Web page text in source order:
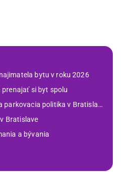
bytu v roku 2026
si byt spolu
Prenajímanie nehnuteľnosti a parkovacia politika v Bratislave
Bratislave
a bývania